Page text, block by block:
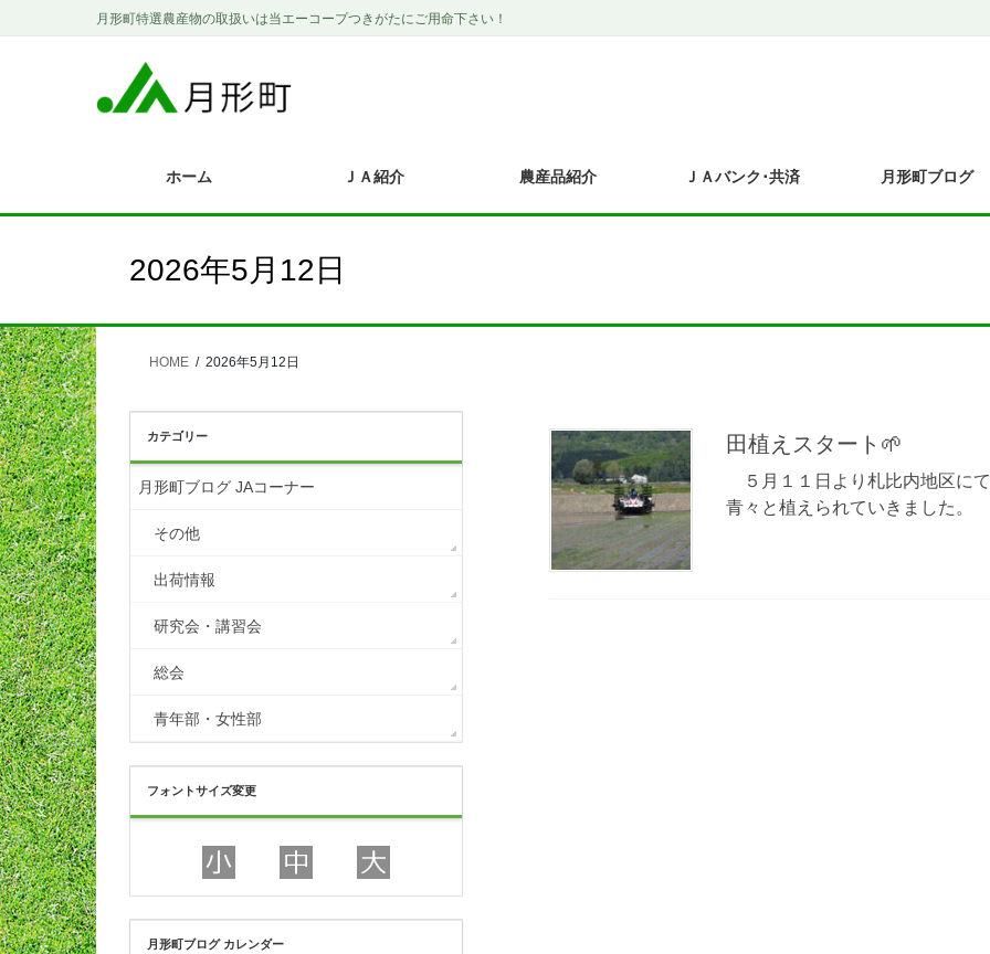
ン
ビ
月形町特選農産物の取扱いは当エーコープつきがたにご用命下さい！
ホーム ＪＡ紹介 農産品紹介 ＪＡバンク･共済 月形町ブログ
2026年5月12日
HOME 2026年5月12日
田植えスタート🌱
５月１１日より札比内地区に
青々と植えられていきまし
カテゴリー
月形町ブログ JAコーナー
その他
出荷情報
研究会・講習会
総会
青年部・女性部
フォントサイズ変更
月形町ブログ カレンダー